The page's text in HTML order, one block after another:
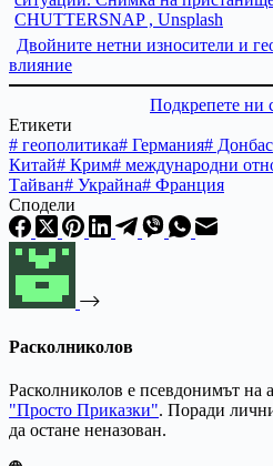
Двойните нетни износители и
влияние
Подкрепете ни
Етикети
# геополитика# Германия# Донбас
Китай# Крим# международни
Тайван# Украйна# Франция
Сподели
Расколниколов
Расколниколов е псевдонимът на
"Просто Приказки". Поради
да остане неназован.